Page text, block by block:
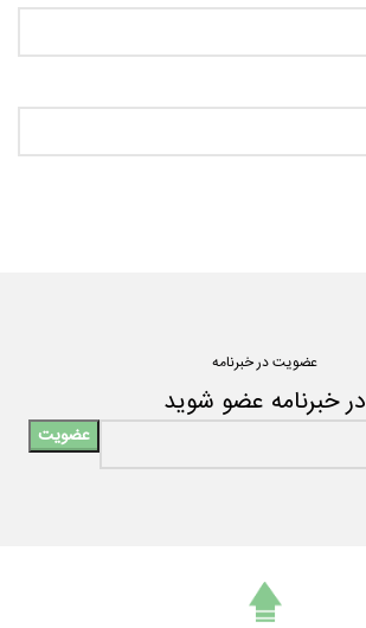
عضویت در خبرنامه
در خبرنامه عضو شوید